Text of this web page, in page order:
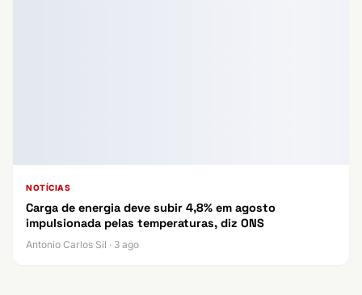
NOTÍCIAS
Carga de energia deve subir 4,8% em agosto
impulsionada pelas temperaturas, diz ONS
Antonio Carlos Sil · 3 ago